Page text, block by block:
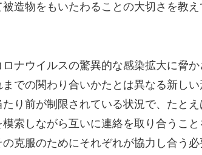
造物をもいたわることの大切さを教
ナウイルスの驚異的な感染拡大に脅
での関わり合いかたとは異なる新し
り前が制限されている状況で、たと
索しながら互いに連絡を取り合うこ
克服のためにそれぞれが協力し合う